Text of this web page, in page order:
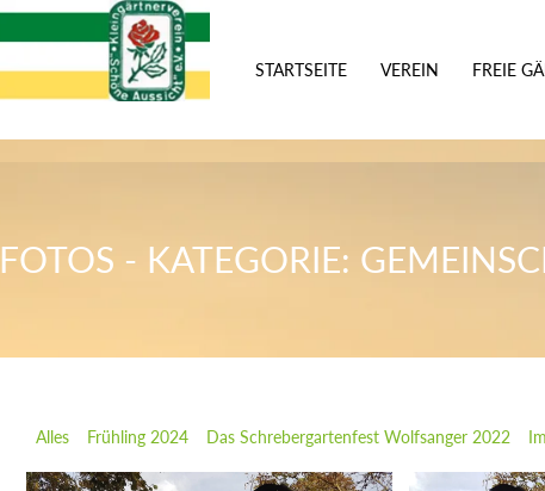
STARTSEITE VEREIN FREIE
FOTOS - KATEGORIE:
Alles Frühling 2024 Das Schrebergartenfest Wolfsanger 2022